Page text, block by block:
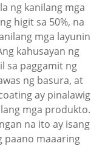
ng kanilang mga
higit sa 50%, na
mga layunin
kahusayan ng
sa paggamit ng
ng basura, at
ay pinalawig
mga produkto.
na ito ay isang
paano maaaring